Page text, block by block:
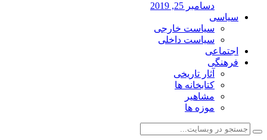
دسامبر 25, 2019
سیاسی
سیاست خارجی
سیاست داخلی
اجتماعی
فرهنگی
آثار تاریخی
کتابخانه ها
مشاهیر
موزه ها